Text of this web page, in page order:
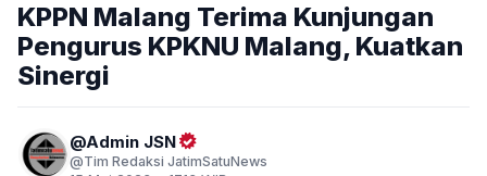
KPPN Malang Terima Kunjungan
Pengurus KPKNU Malang, Kuatkan
Sinergi
Admin JSN
Tim Redaksi JatimSatuNews